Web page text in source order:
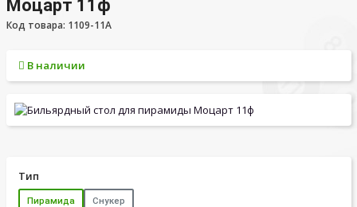
Моцарт 11ф
Код товара: 1109-11A
В наличии
Тип
Пирамида Снукер